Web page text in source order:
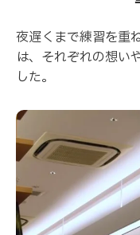
夜遅くまで練習を重
は、それぞれの想い
した。